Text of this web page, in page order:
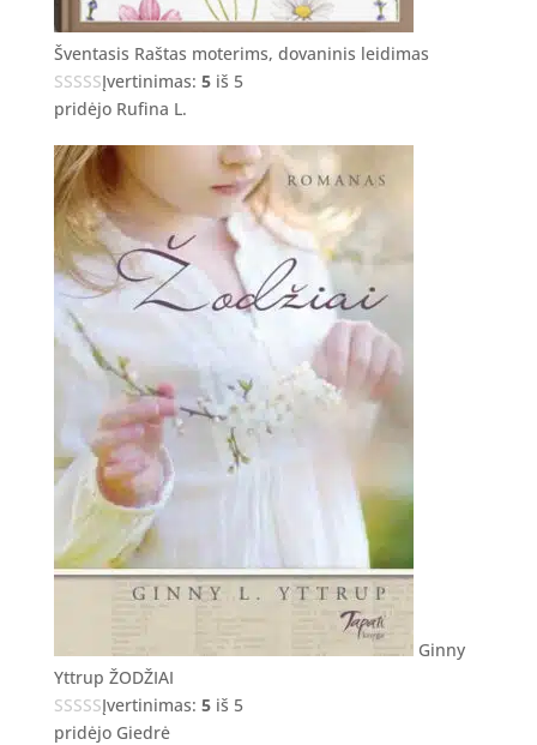
Šventasis Raštas moterims, dovaninis leidimas
Įvertinimas: 5iš 5
pridėjo Rufina L.
Ginny
Yttrup ŽODŽIAI
Įvertinimas: 5iš 5
pridėjo Giedrė